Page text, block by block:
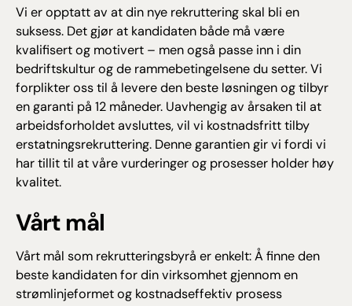
Vi er opptatt av at din nye rekruttering skal bli en
suksess. Det gjør at kandidaten både må være
kvalifisert og motivert – men også passe inn i din
bedriftskultur og de rammebetingelsene du setter. Vi
forplikter oss til å levere den beste løsningen og tilbyr
en garanti på 12 måneder. Uavhengig av årsaken til at
arbeidsforholdet avsluttes, vil vi kostnadsfritt tilby
erstatningsrekruttering. Denne garantien gir vi fordi vi
har tillit til at våre vurderinger og prosesser holder høy
kvalitet.
Vårt mål
Vårt mål som rekrutteringsbyrå er enkelt: Å finne den
beste kandidaten for din virksomhet gjennom en
strømlinjeformet og kostnadseffektiv prosess